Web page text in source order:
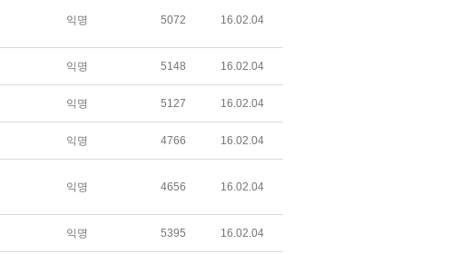
익명 5072 16.02.04
익명 5148 16.02.04
익명 5127 16.02.04
익명 4766 16.02.04
익명 4656 16.02.04
익명 5395 16.02.04